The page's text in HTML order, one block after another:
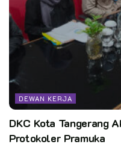
dilaksanakan DKR
diharapkan bisa
baik lagi untuk tahun
Delia Zalianti
Editor:
Kata Kunci:
kwarcab
DEWAN KERJA
DKC Kota Tangerang
Protokoler Pramuka